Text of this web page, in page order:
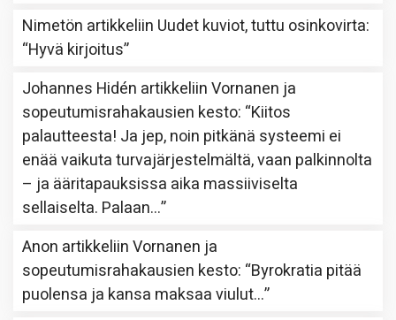
Nimetön artikkeliin Uudet kuviot, tuttu osinkovirta:
“Hyvä kirjoitus”
Johannes Hidén artikkeliinVornanen ja
sopeutumisrahakausien kesto: “Kiitos
palautteesta! Ja jep, noin pitkänä systeemi ei
enää vaikuta turvajärjestelmältä, vaan palkinnolta
– ja ääritapauksissa aika massiiviselta
sellaiselta. Palaan…”
Anon artikkeliinVornanen ja
sopeutumisrahakausien kesto: “Byrokratia pitää
puolensa ja kansa maksaa viulut…”